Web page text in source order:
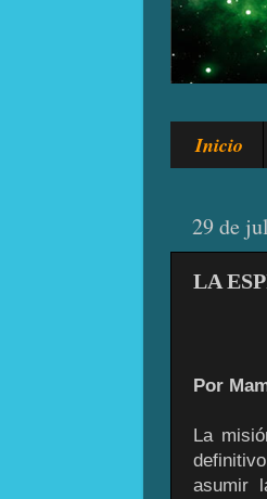
Inicio
29 de
LA
Por
La
asumir